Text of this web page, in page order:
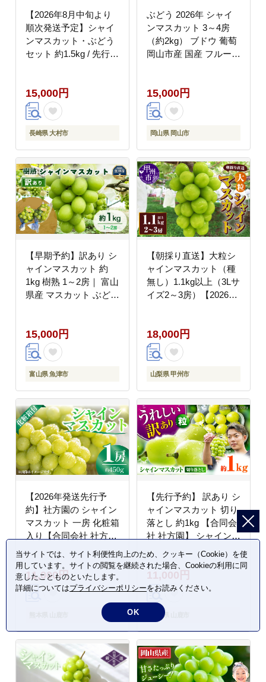
【2026年8月中旬より
順次発送予定】シャイ
ンマスカット・ぶどう
セット 約1.5kg / 先行予
スカット ますかっと ブ
ドウ ぶどう 葡萄 フル
ーツ ふるーつ 果物 く
だもの / 大村市 / おお
ュ[ACAA007]
15,000円
長崎県 大村市
ぶどう 2026年 シャイ
ンマスカット 3～4房
（約2kg） ブドウ 葡萄
岡山市産 国産 フルーツ
15,000円
岡山県 岡山市
【早期予約】訳あり シ
ャインマスカット 約
1kg 樹熟 1～2房｜ 富山
県産 マスカット ぶどう
可 ※2026年10月～発送
15,000円
富山県 魚津市
【朝採り直送】大粒シ
ャインマスカット（種
無し）1.1kg以上（3Lサ
イズ2～3房）【2026年
18,000円
山梨県 甲州市
【2026年発送先行予
約】社方園の シャイン
マスカット 一房 化粧箱
入り【合同会社 社方
園】 シャインマスカッ
ト 果物 一房 ぶどう
[ZBZ005]
11,000円
【先行予約】 訳あり シ
ャインマスカット 切り
落とし 約1kg 【合同会
社 社方園】 シャインマ
スカット 切り落とし 家
庭用 ぶどう 熊本
[ZBZ006]
11,000円
熊本県 山鹿市
当サイトでは、サイト利便性向上のため、クッキー（Cookie）を使
用しています。サイトの閲覧を継続された場合、Cookieの利用に同
意したことものといたします。
詳細についてはプライバシーポリシーをお読みください。
OK